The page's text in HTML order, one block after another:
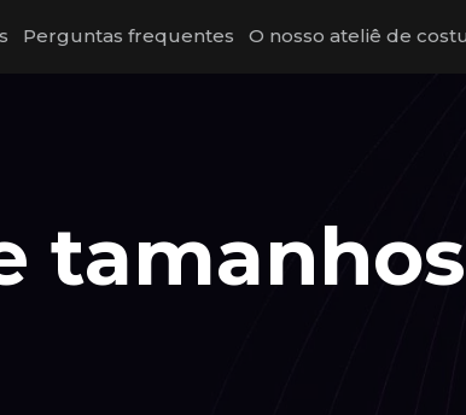
Perguntas frequentes O nosso ateliê de
tamanhos